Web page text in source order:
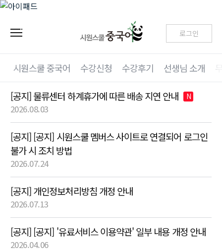
로그인
시원스쿨 중국어 수강신청 수강후기 선생님 소개
[공지] 물류센터 하계휴가에 따른 배송 지연 안내 N
2026.08.03
[공지] [공지] 시원스쿨 멤버스 사이트로 연결되어 로그인
불가 시 조치 방법
2026.07.24
[공지] 개인정보처리방침 개정 안내
2026.07.13
[공지] [공지] '유료서비스 이용약관' 일부 내용 개정 안내
2026.04.06